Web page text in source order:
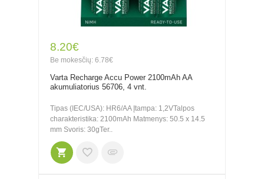
8.20€
Be mokesčių: 6.78€
Varta Recharge Accu Power 2100mAh AA
akumuliatorius 56706, 4 vnt.
Tipas (IEC/USA): HR6/AA Įtampa: 1,2VTalpos
charakteristika: 2100mAh Matmenys: 50.5 x 14.5
mm Svoris: 30gTer..